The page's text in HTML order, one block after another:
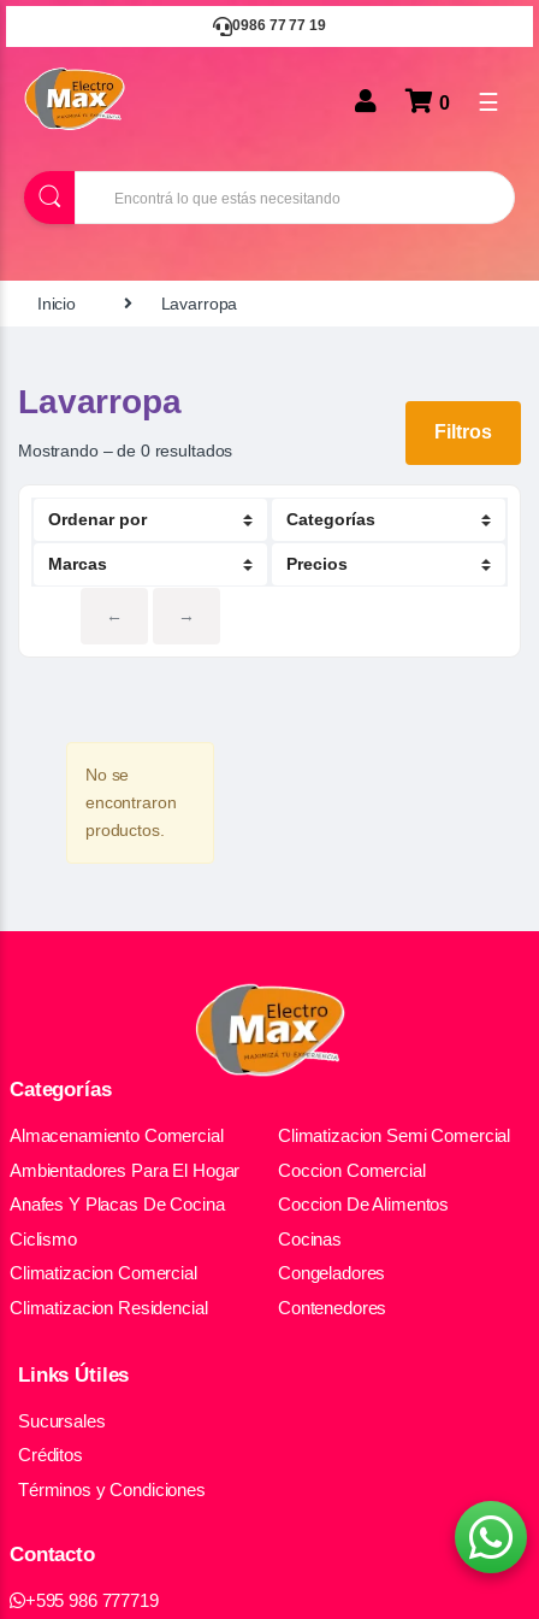
0986 77 77 19
B
u
0 ☰
Inicio Lavarropa
Lavarropa
Mostrando – de 0 resultados
Filtros
← →
No se
encontraron
productos.
Categorías
Almacenamiento Comercial
Ambientadores Para El Hogar
Anafes Y Placas De Cocina
Ciclismo
Climatizacion Comercial
Climatizacion Residencial
Climatizacion Semi Comercial
Coccion Comercial
Coccion De Alimentos
Cocinas
Congeladores
Contenedores
Links Útiles
Sucursales
Créditos
Términos y Condiciones
Contacto
+595 986 777719